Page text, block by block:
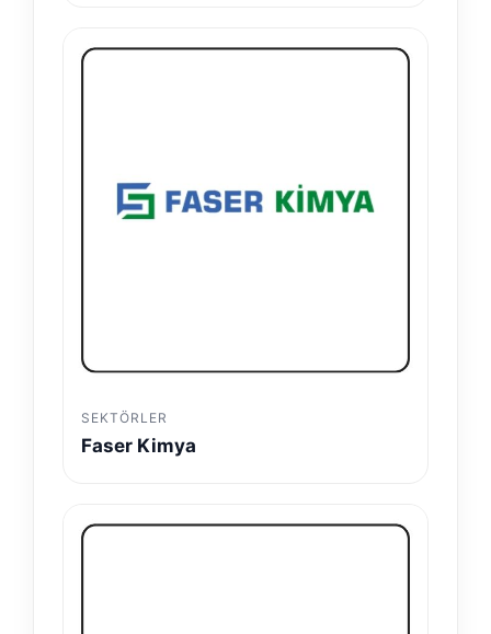
SEKTÖRLER
Faser Kimya